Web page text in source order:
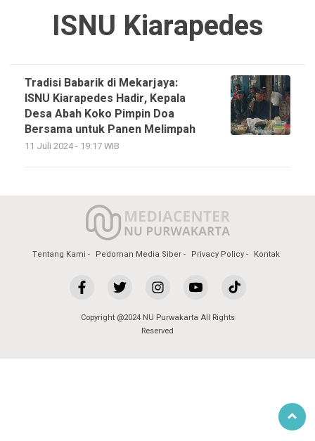
ISNU Kiarapedes
Tradisi Babarik di Mekarjaya:
ISNU Kiarapedes Hadir, Kepala
Desa Abah Koko Pimpin Doa
Bersama untuk Panen Melimpah
11 Juli 2024 - 19:17 WIB
Tentang Kami Pedoman Media Siber Privacy Policy Kontak
Copyright @2024 NU Purwakarta All Rights
Reserved